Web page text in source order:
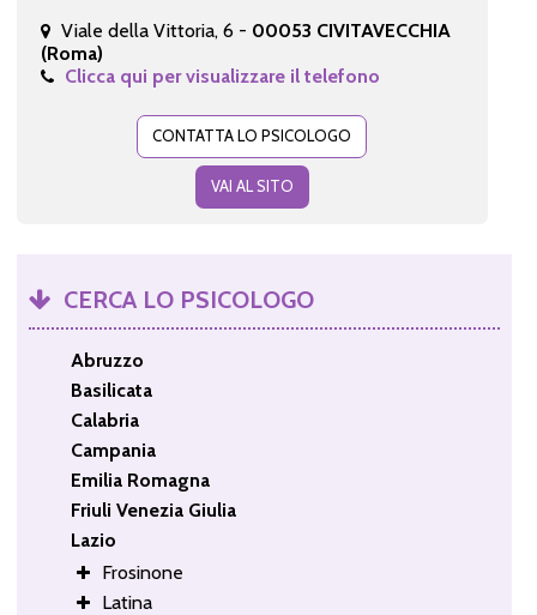
Viale della Vittoria, 6 - 00053 CIVITAVECCHIA
(Roma)
Clicca qui per visualizzare il telefono
CONTATTA LO PSICOLOGO
VAI AL SITO
CERCA LO PSICOLOGO
Abruzzo
Basilicata
Calabria
Campania
Emilia Romagna
Friuli Venezia Giulia
Lazio
Frosinone
Latina